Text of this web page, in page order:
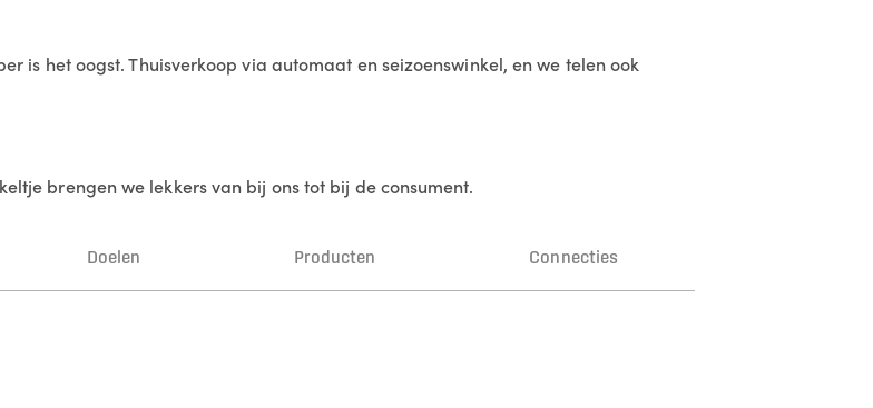
is het oogst. Thuisverkoop via automaat en seizoenswinkel, en we telen ook
brengen we lekkers van bij ons tot bij de consument.
Doelen Producten Connecties